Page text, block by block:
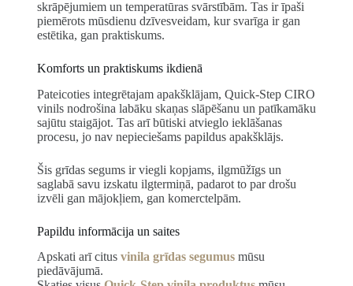
skrāpējumiem un temperatūras svārstībām. Tas ir īpaši
piemērots mūsdienu dzīvesveidam, kur svarīga ir gan
estētika, gan praktiskums.
Komforts un praktiskums ikdienā
Pateicoties integrētajam apakšklājam, Quick-Step CIRO
vinils nodrošina labāku skaņas slāpēšanu un patīkamāku
sajūtu staigājot. Tas arī būtiski atvieglo ieklāšanas
procesu, jo nav nepieciešams papildus apakšklājs.
Šis grīdas segums ir viegli kopjams, ilgmūžīgs un
saglabā savu izskatu ilgtermiņā, padarot to par drošu
izvēli gan mājokļiem, gan komerctelpām.
Papildu informācija un saites
Apskati arī citus vinila grīdas segumusmūsu
piedāvājumā.